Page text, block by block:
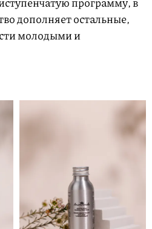
дополняет остальные,
молодыми и